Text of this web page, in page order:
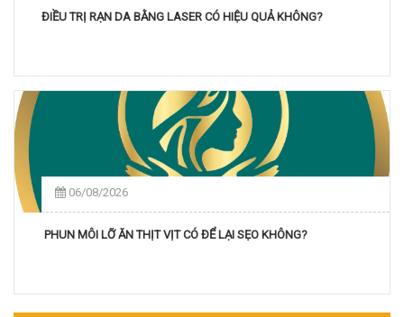
ĐIỀU TRỊ RẠN DA BẰNG LASER CÓ HIỆU QUẢ KHÔNG?
06/08/2026
PHUN MÔI LỠ ĂN THỊT VỊT CÓ ĐỂ LẠI SẸO KHÔNG?